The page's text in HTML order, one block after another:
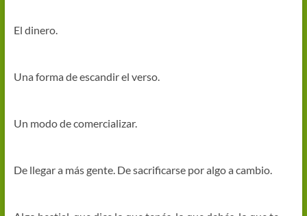
El dinero.
Una forma de escandir el verso.
Un modo de comercializar.
De llegar a más gente. De sacrificarse por algo a cambio.